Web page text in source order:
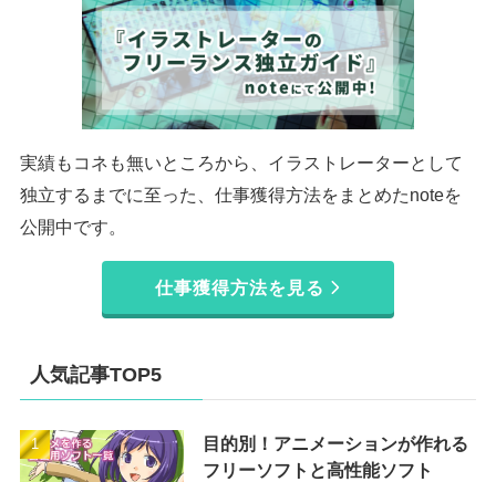
実績もコネも無いところから、イラストレーターとして
独立するまでに至った、仕事獲得方法をまとめたnoteを
公開中です。
仕事獲得方法を見る
人気記事TOP5
目的別！アニメーションが作れる
フリーソフトと高性能ソフト